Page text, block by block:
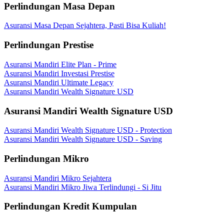
Perlindungan Masa Depan
Asuransi Masa Depan Sejahtera, Pasti Bisa Kuliah!
Perlindungan Prestise
Asuransi Mandiri Elite Plan - Prime
Asuransi Mandiri Investasi Prestise
Asuransi Mandiri Ultimate Legacy
Asuransi Mandiri Wealth Signature USD
Asuransi Mandiri Wealth Signature USD
Asuransi Mandiri Wealth Signature USD - Protection
Asuransi Mandiri Wealth Signature USD - Saving
Perlindungan Mikro
Asuransi Mandiri Mikro Sejahtera
Asuransi Mandiri Mikro Jiwa Terlindungi - Si Jitu
Perlindungan Kredit Kumpulan